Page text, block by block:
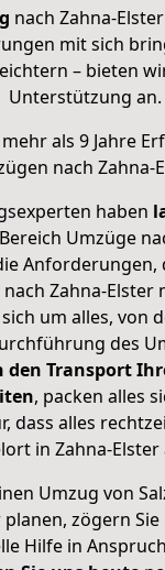
nach Zahna-
mit sich
– bieten
Unterstützung an.
als 9 Jahre
nach Zahna-
haben
Umzüge
Anforderungen,
Zahna-Elster
um alles, von
des
den Transport
, packen alles
dass alles
in Zahna-
Umzug von
planen, zögern
Hilfe in